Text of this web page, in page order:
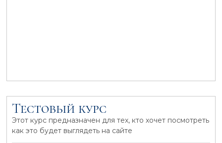
Тестовый курс
Этот курс предназначен для тех, кто хочет посмотреть
как это будет выглядеть на сайте